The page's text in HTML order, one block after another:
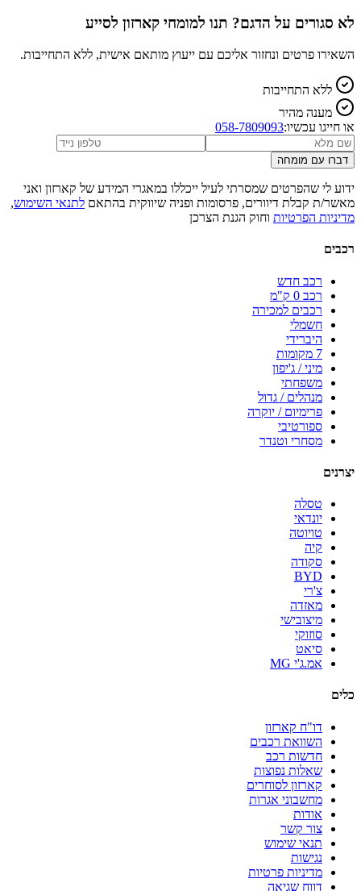
לא סגורים על הדגם? תנו למומחי קארזון לסייע
השאירו פרטים ונחזור אליכם עם ייעוץ מותאם אישית, ללא התחייבות.
ללא התחייבות
מענה מהיר
או חייגו עכשיו:058-7809093
דברו עם מומחה
ידוע לי שהפרטים שמסרתי לעיל ייכללו במאגרי המידע של קארזון ואני
מאשר/ת קבלת דיוורים, פרסומות ופניה שיווקית בהתאם לתנאי השימוש,
מדיניות הפרטיות וחוק הגנת הצרכן
רכבים
רכב חדש
רכב 0 ק"מ
רכבים למכירה
חשמלי
היברידי
7 מקומות
מיני / ג'יפון
משפחתי
מנהלים / גדול
פרימיום / יוקרה
ספורטיבי
מסחרי וטנדר
יצרנים
טסלה
יונדאי
טויוטה
קיה
סקודה
BYD
צ'רי
מאזדה
מיצובישי
סוזוקי
סיאט
אמ.ג'י MG
כלים
דו"ח קארזון
השוואת רכבים
חדשות רכב
שאלות נפוצות
קארזון לסוחרים
מחשבוני אגרות
אודות
צור קשר
תנאי שימוש
נגישות
מדיניות פרטיות
דווח שגיאה